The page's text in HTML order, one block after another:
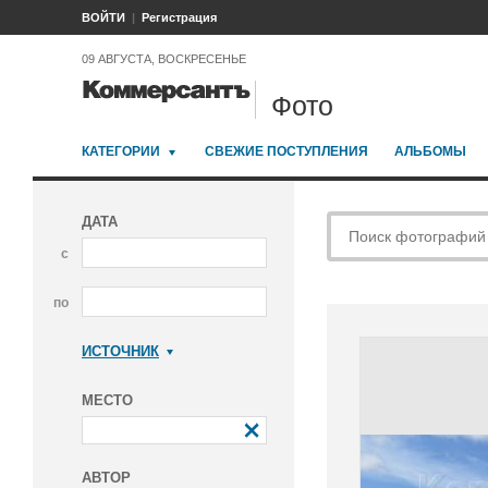
ВОЙТИ Регистрация
09 АВГУСТА, ВОСКРЕСЕНЬЕ
Фото
КАТЕГОРИИ СВЕЖИЕ ПОСТУПЛЕНИЯ АЛЬБОМЫ
ДАТА
с
по
ИСТОЧНИК
МЕСТО
АВТОР